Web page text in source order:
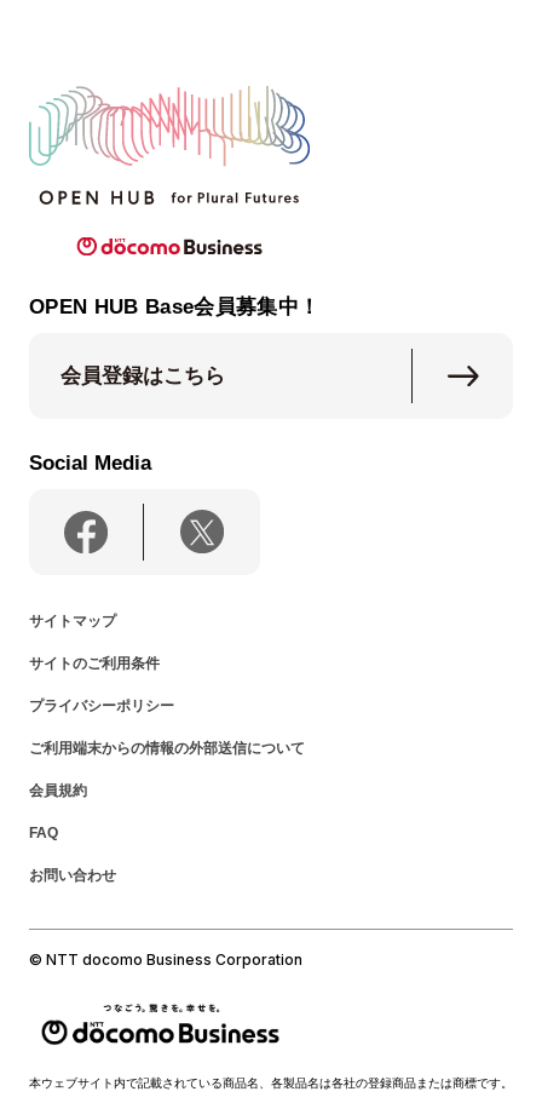
OPEN HUB Base会員募集中！
会員登録はこちら
Social Media
サイトマップ
サイトのご利用条件
プライバシーポリシー
ご利用端末からの情報の外部送信について
会員規約
FAQ
お問い合わせ
© NTT docomo Business Corporation
本ウェブサイト内で記載されている商品名、各製品名は各社の登録商品または商標です。